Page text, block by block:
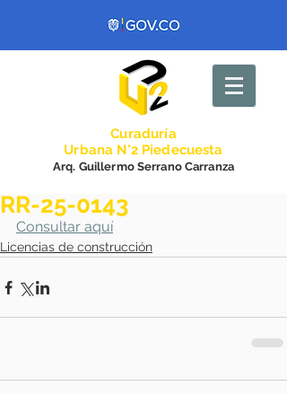
Curaduría
Urbana N°2 Piedecuesta
Arq. Guillermo Serrano Carranza
RR-25-0143
Consultar aquí
Licencias de construcción